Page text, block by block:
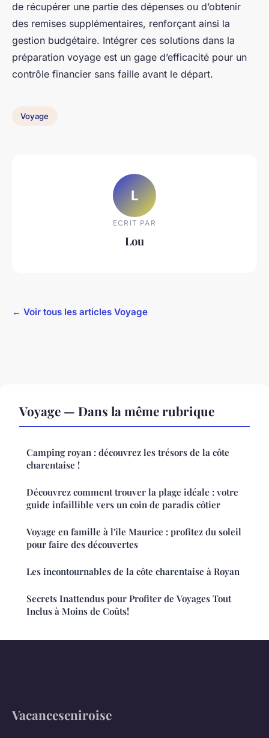
de récupérer une partie des dépenses ou d’obtenir
des remises supplémentaires, renforçant ainsi la
gestion budgétaire. Intégrer ces solutions dans la
préparation voyage est un gage d’efficacité pour un
contrôle financier sans faille avant le départ.
Voyage
L
ECRIT PAR
Lou
← Voir tous les articles Voyage
Voyage — Dans la même rubrique
Camping royan : découvrez les trésors de la côte
charentaise !
Découvrez comment trouver la plage idéale : votre
guide infaillible vers un coin de paradis côtier
Voyage en famille à l'île Maurice : profitez du soleil
pour faire des découvertes
Les incontournables de la côte charentaise à Royan
Secrets Inattendus pour Profiter de Voyages Tout
Inclus à Moins de Coûts!
Vacanceseniroise